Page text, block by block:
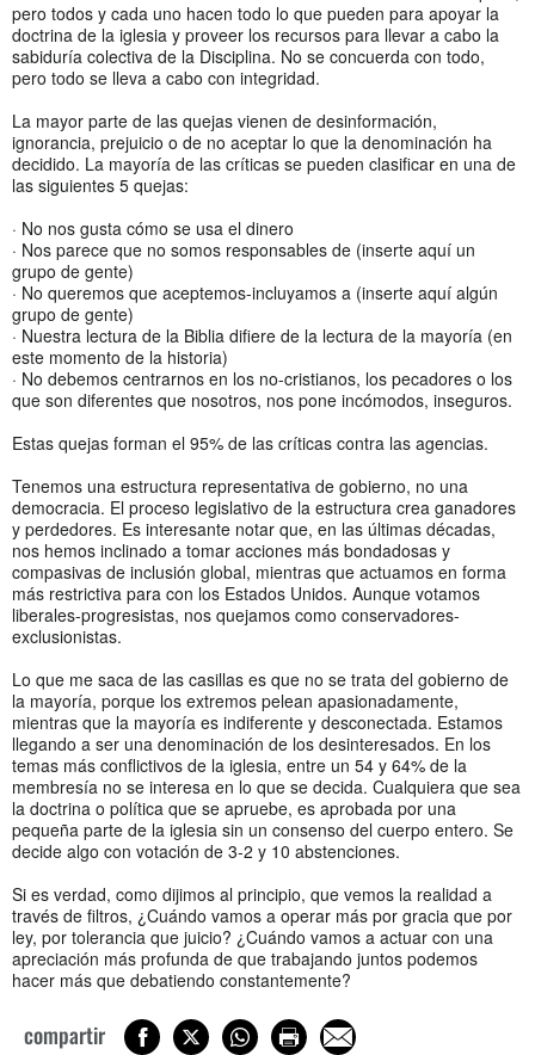
pero todos y cada uno hacen todo lo que pueden para apoyar la
doctrina de la iglesia y proveer los recursos para llevar a cabo la
sabiduría colectiva de la Disciplina. No se concuerda con todo,
pero todo se lleva a cabo con integridad.
La mayor parte de las quejas vienen de desinformación,
ignorancia, prejuicio o de no aceptar lo que la denominación ha
decidido. La mayoría de las críticas se pueden clasificar en una de
las siguientes 5 quejas:
· No nos gusta cómo se usa el dinero
· Nos parece que no somos responsables de (inserte aquí un
grupo de gente)
· No queremos que aceptemos-incluyamos a (inserte aquí algún
grupo de gente)
· Nuestra lectura de la Biblia difiere de la lectura de la mayoría (en
este momento de la historia)
· No debemos centrarnos en los no-cristianos, los pecadores o los
que son diferentes que nosotros, nos pone incómodos, inseguros.
Estas quejas forman el 95% de las críticas contra las agencias.
Tenemos una estructura representativa de gobierno, no una
democracia. El proceso legislativo de la estructura crea ganadores
y perdedores. Es interesante notar que, en las últimas décadas,
nos hemos inclinado a tomar acciones más bondadosas y
compasivas de inclusión global, mientras que actuamos en forma
más restrictiva para con los Estados Unidos. Aunque votamos
liberales-progresistas, nos quejamos como conservadores-
exclusionistas.
Lo que me saca de las casillas es que no se trata del gobierno de
la mayoría, porque los extremos pelean apasionadamente,
mientras que la mayoría es indiferente y desconectada. Estamos
llegando a ser una denominación de los desinteresados. En los
temas más conflictivos de la iglesia, entre un 54 y 64% de la
membresía no se interesa en lo que se decida. Cualquiera que sea
la doctrina o política que se apruebe, es aprobada por una
pequeña parte de la iglesia sin un consenso del cuerpo entero. Se
decide algo con votación de 3-2 y 10 abstenciones.
Si es verdad, como dijimos al principio, que vemos la realidad a
través de filtros, ¿Cuándo vamos a operar más por gracia que por
ley, por tolerancia que juicio? ¿Cuándo vamos a actuar con una
apreciación más profunda de que trabajando juntos podemos
hacer más que debatiendo constantemente?
compartir